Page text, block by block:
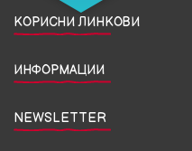
КОРИСНИ ЛИНКОВИ
ИНФОРМАЦИИ
NEWSLETTER